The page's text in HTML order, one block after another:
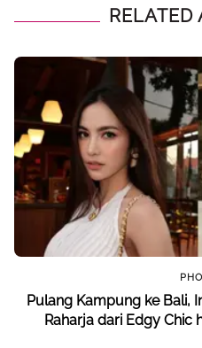
RELATED
Pulang Kampung ke Bali, Intip 6 Potret
Raharja dari Edgy Chic